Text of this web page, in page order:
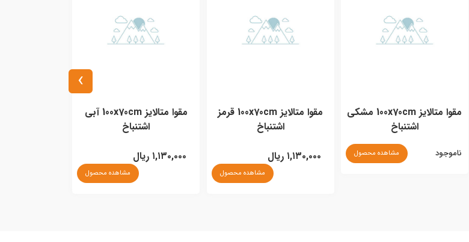
مقوا متالایز 100x70cm مشکی
اشتنباخ
ناموجود مشاهده محصول
مقوا متالایز 100x70cm قرمز
اشتنباخ
۱,۱۳۰,۰۰۰ ریال
مشاهده محصول
مقوا متالایز 100x70cm آبی
اشتنباخ
۱,۱۳۰,۰۰۰ ریال
مشاهده محصول
›